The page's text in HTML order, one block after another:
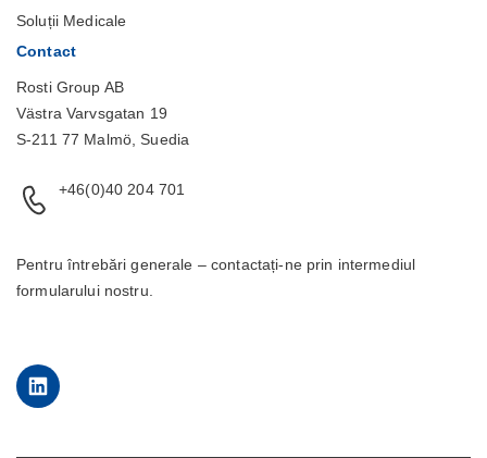
Soluții Medicale
Contact
Rosti Group AB
Västra Varvsgatan 19
S-211 77 Malmö, Suedia
+46(0)40 204 701
Pentru întrebări generale – contactați-ne prin intermediul
formularuluinostru.
LinkedIn